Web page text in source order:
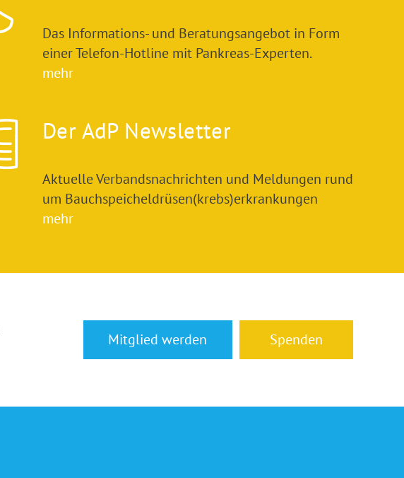
Das Informations- und Beratungsangebot in Form
einer Telefon-Hotline mit Pankreas-Experten.
mehr
Der AdP Newsletter
Aktuelle Verbandsnachrichten und Meldungen rund
um Bauchspeicheldrüsen(krebs)erkrankungen
mehr
Mitglied werden Spenden